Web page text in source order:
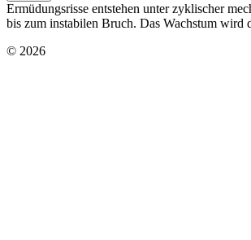
Ermüdungsrisse entstehen unter zyklischer
bis zum instabilen Bruch. Das Wachstum wird
© 2026